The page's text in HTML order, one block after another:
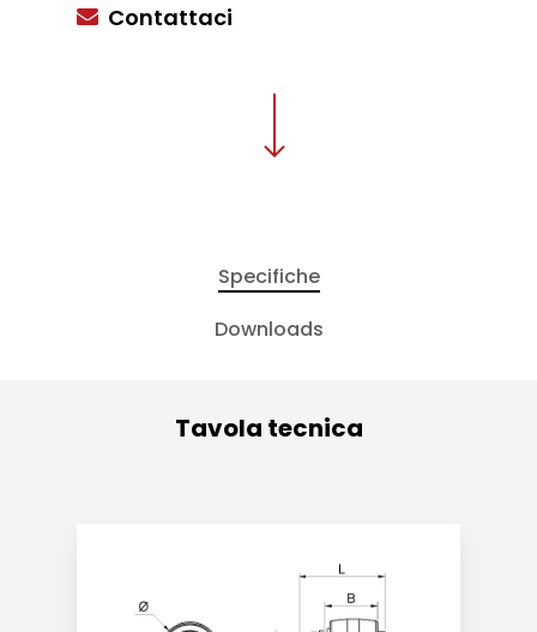
Contattaci
Specifiche
Downloads
Tavola tecnica